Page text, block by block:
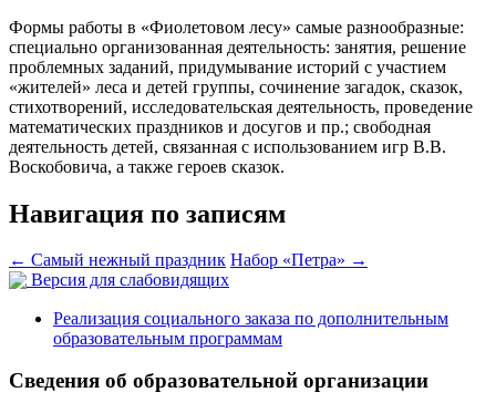
Формы работы в «Фиолетовом лесу» самые разнообразные:
специально организованная деятельность: занятия, решение
проблемных заданий, придумывание историй с участием
«жителей» леса и детей группы, сочинение загадок, сказок,
стихотворений, исследовательская деятельность, проведение
математических праздников и досугов и пр.; свободная
деятельность детей, связанная с использованием игр В.В.
Воскобовича, а также героев сказок.
Навигация по записям
← Самый нежный праздник Набор «Петра» →
Версия для слабовидящих
Реализация социального заказа по дополнительным
образовательным программам
Сведения об образовательной организации